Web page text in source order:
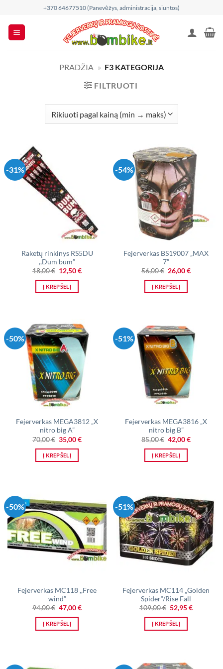
content
+370 64677510 (Panevėžys, administracija, siuntos)
PRADŽIA » F3 KATEGORIJA
FILTRUOTI
-31%
Raketų rinkinys RS5DU
,,Dum bum”
18,00€ Original
price
was:
18,00 €.
12,50€Current
Į KREPŠELĮ
-54%
Fejerverkas BS19007 „MAX
7”
56,00€ Original
price
was:
56,00 €.
26,00€Current
Į KREPŠELĮ
-50%
Fejerverkas MEGA3812 „X
nitro big A”
70,00€ Original
price
was:
70,00 €.
35,00€Current
Į KREPŠELĮ
-51%
Fejerverkas MEGA3816 „X
nitro big B”
85,00€ Original
price
was:
85,00 €.
42,00€Current
Į KREPŠELĮ
-50%
Fejerverkas MC118 ,,Free
wind”
94,00€ Original
price
was:
94,00 €.
47,00€Current
Į KREPŠELĮ
-51%
Fejerverkas MC114 „Golden
Spider“/Rise Fall
109,00€ Original
price
was:
109,00 €.
52,95€Current
Į KREPŠELĮ